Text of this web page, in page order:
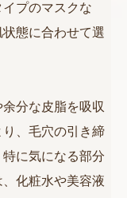
プのマスクな
態に合わせて選
分な皮脂を吸収
、毛穴の引き締
に気になる部分
化粧水や美容液